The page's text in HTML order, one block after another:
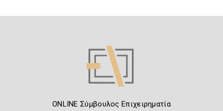
ONLINE Σύμβουλος Επιχειρηματία